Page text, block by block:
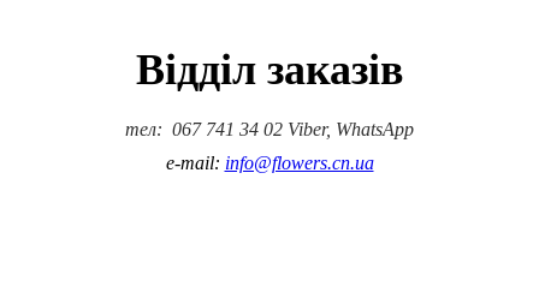
Відділ заказів
тел: 067 741 34 02 Viber, WhatsApp
e-mail: info@flowers.cn.ua